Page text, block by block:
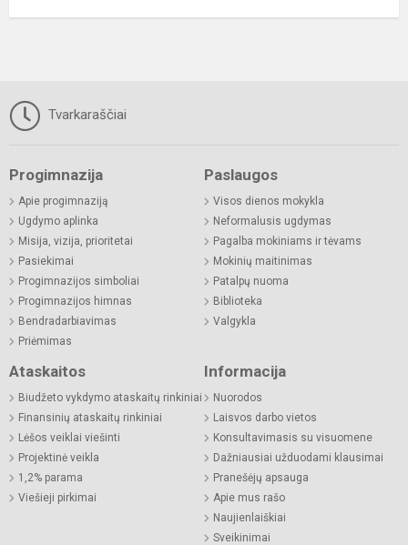
Tvarkaraščiai
Progimnazija
Apie progimnaziją
Ugdymo aplinka
Misija, vizija, prioritetai
Pasiekimai
Progimnazijos simboliai
Progimnazijos himnas
Bendradarbiavimas
Priėmimas
Paslaugos
Visos dienos mokykla
Neformalusis ugdymas
Pagalba mokiniams ir tėvams
Mokinių maitinimas
Patalpų nuoma
Biblioteka
Valgykla
Ataskaitos
Biudžeto vykdymo ataskaitų rinkiniai
Finansinių ataskaitų rinkiniai
Lėšos veiklai viešinti
Projektinė veikla
1,2% parama
Viešieji pirkimai
Informacija
Nuorodos
Laisvos darbo vietos
Konsultavimasis su visuomene
Dažniausiai užduodami klausimai
Pranešėjų apsauga
Apie mus rašo
Naujienlaiškiai
Sveikinimai